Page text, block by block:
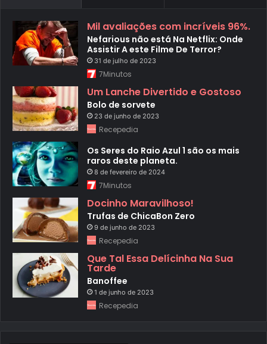
Mil avaliações com incríveis 96%.
Nefarious não está Na Netflix: Onde
Assistir A este Filme De Terror?
31 de julho de 2023
7Minutos
Um Lanche Divertido e Gostoso
Bolo de sorvete
23 de junho de 2023
Recepedia
Os Seres do Raio Azul 1 são os mais
raros deste planeta.
8 de fevereiro de 2024
7Minutos
Docinho Maravilhoso!
Trufas de ChicaBon Zero
9 de junho de 2023
Recepedia
Que Tal Essa Delícinha Na Sua
Tarde
Banoffee
1 de junho de 2023
Recepedia